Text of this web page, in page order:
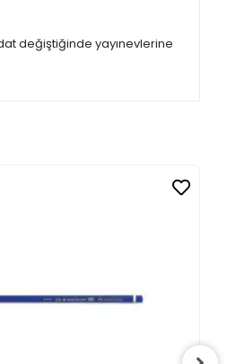
değiştiğinde yayınevlerine